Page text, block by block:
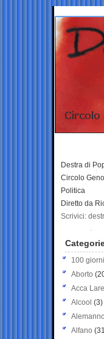
Destra di
Circolo
Politica
Diretto da
Scrivici:
100 giorni
Aborto
Acca
Alcool (3)
Alemanno
Alfano